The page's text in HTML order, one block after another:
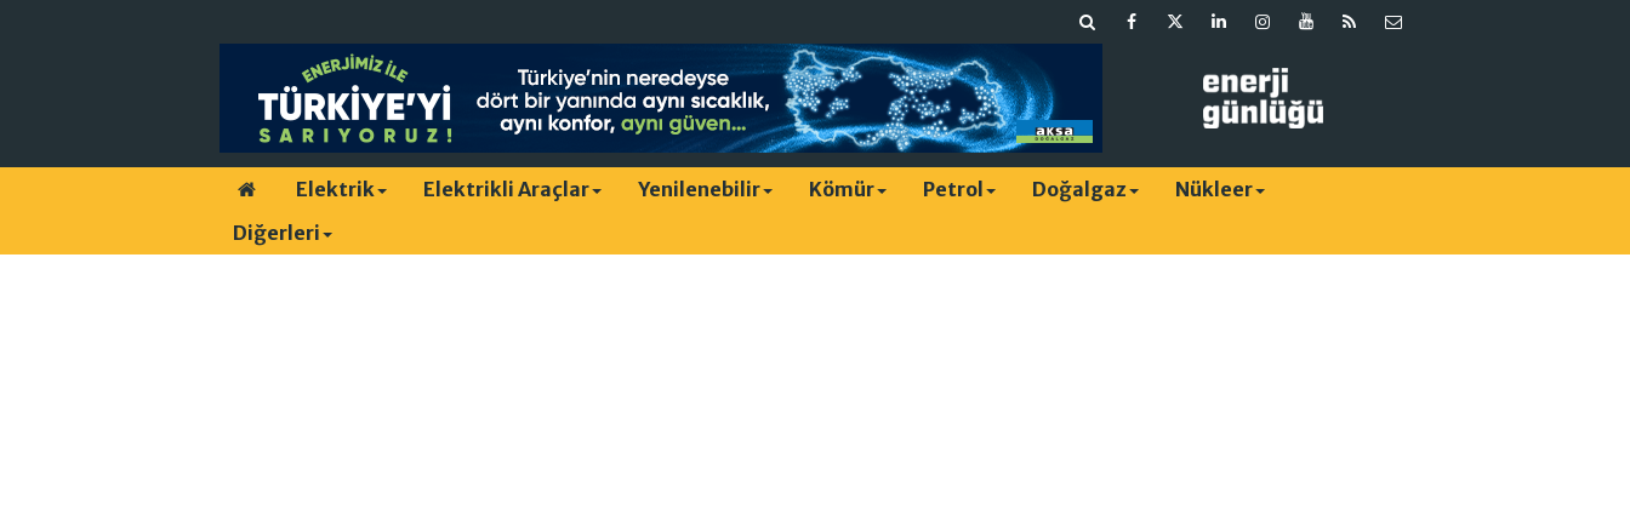
Elektrik Elektrikli Araçlar Yenilenebilir Kömür Petrol Doğalgaz
Nükleer
Diğerleri